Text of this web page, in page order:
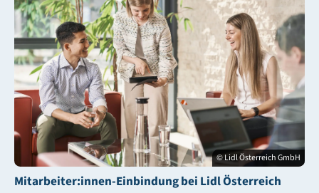
© Lidl Österreich GmbH
Mitarbeiter:innen-Einbindung bei Lidl Österreich